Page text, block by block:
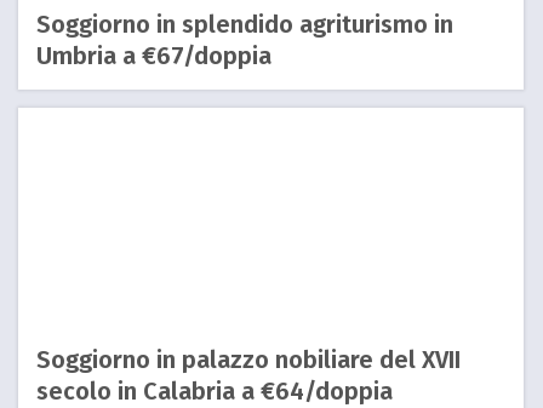
Soggiorno in splendido agriturismo in
Umbria a €67/doppia
Soggiorno in palazzo nobiliare del XVII
secolo in Calabria a €64/doppia